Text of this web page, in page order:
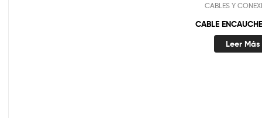
CABLES Y
CABLE
Leer Más